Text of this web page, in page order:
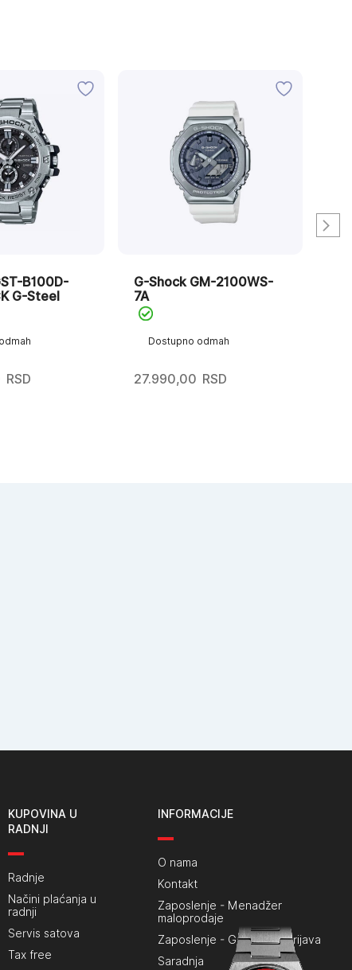
B100D-
G-Steel
RSD
Dostupno odmah
G-Shock GM-2100WS-
7A
27.990,00 RSD
KUPOVINA U
RADNJI
Radnje
Načini plaćanja u
radnji
Servis satova
Tax free
INFORMACIJE
O nama
Kontakt
Zaposlenje - Menadžer
maloprodaje
Zaposlenje - Generalna prijava
Saradnja